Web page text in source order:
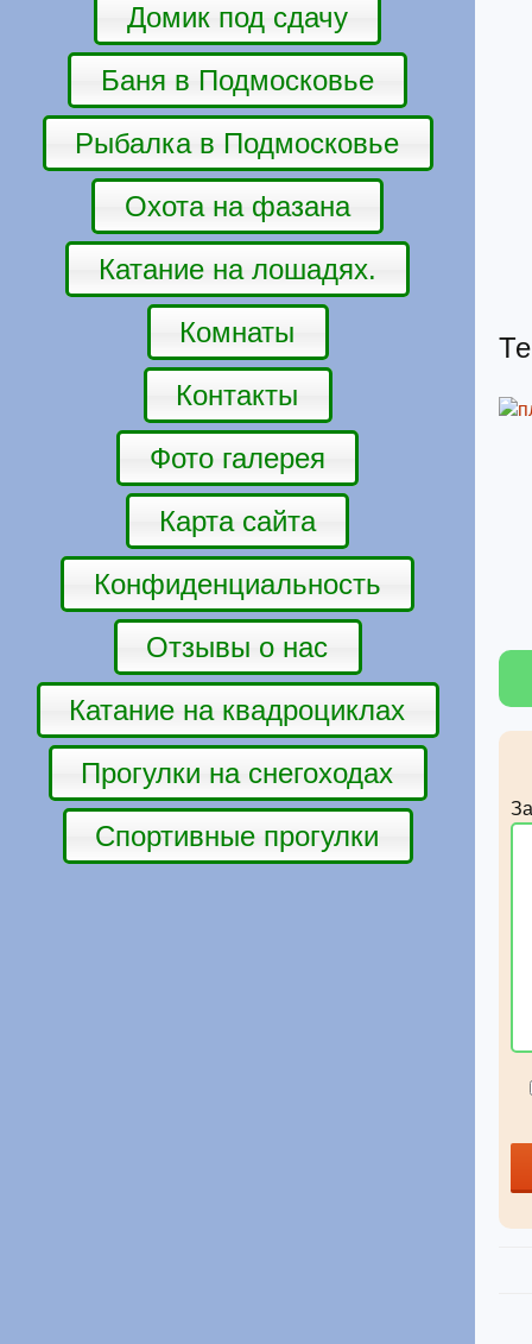
Домик под сдачу
Баня в Подмосковье
Рыбалка в Подмосковье
Охота на фазана
Катание на лошадях.
Комнаты
Контакты
Фото галерея
Карта сайта
Конфиденциальность
Отзывы о нас
Катание на квадроциклах
Прогулки на снегоходах
Спортивные прогулки